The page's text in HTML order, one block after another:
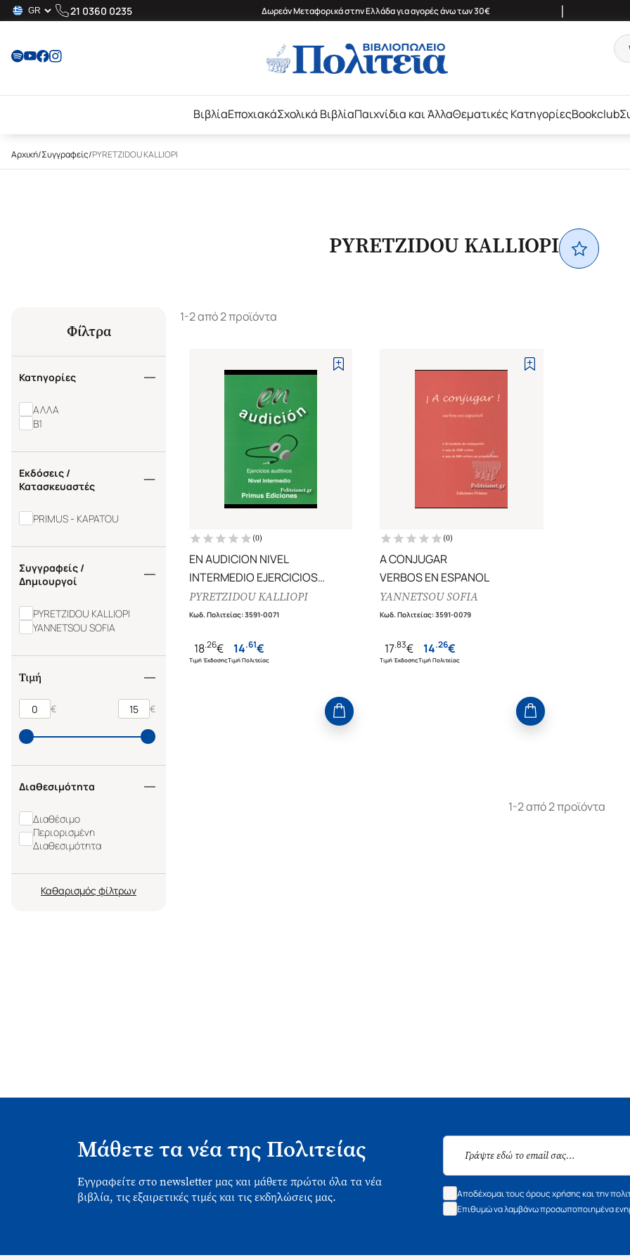
21 0360 0235 Δωρεάν Μεταφορικά στην Ελλάδα για αγορές άνω των 30€ |
ΒιβλίαΕποχιακάΣχολικά ΒιβλίαΠαιχνίδια και ΆλλαΘεματικές ΚατηγορίεςBookclub
Αρχική/Συγγραφείς/PYRETZIDOU KALLIOPI
PYRETZIDOU KALLIOPI
Φίλτρα
Κατηγορίες
ΑΛΛΑ
B1
Εκδόσεις /
Κατασκευαστές
PRIMUS - KAPATOU
Συγγραφείς /
Δημιουργοί
PYRETZIDOU KALLIOPI
YANNETSOU SOFIA
Τιμή
€ €
Διαθεσιμότητα
Διαθέσιμο
Περιορισμένη
Διαθεσιμότητα
Καθαρισμός
1-2 από 2 προϊόντα
(0)
EN AUDICION NIVEL
INTERMEDIO EJERCICIOS
AUDITIVOS (+CD)
PYRETZIDOU KALLIOPI
Κωδ. Πολιτείας:3591-0071
18.26€
Τιμή Έκδοσης
14.61€
Τιμή Πολιτείας
(0)
A CONJUGAR
VERBOS EN ESPANOL
YANNETSOU SOFIA
Κωδ. Πολιτείας:3591-0079
17.83€
Τιμή Έκδοσης
14.26€
Τιμή Πολιτείας
1-2 από 2 προϊόντα
Μάθετε τα νέα της Πολιτείας
Εγγραφείτε στο newsletter μας και μάθετε πρώτοι όλα τα νέα
βιβλία, τις εξαιρετικές τιμές και τις εκδηλώσεις μας.
Αποδέχομαι τους όρους χρήσης και την
Επιθυμώ να λαμβάνω προσωποποιημένα